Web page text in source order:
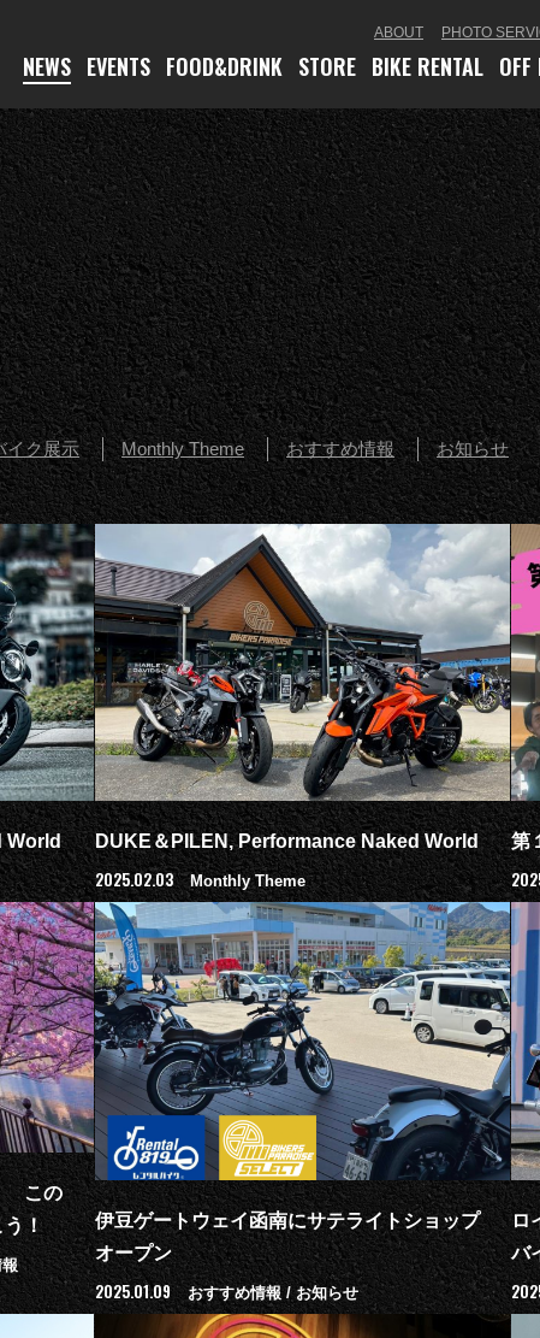
NEWS EVENTS FOOD&DRINK STORE BIKE RENTAL OFF
ABOUT PHOTO
イク展示 Monthly Theme おすすめ情報 お知らせ
World DUKE＆PILEN, Performance Naked World
2025.02.03 Monthly Theme
第
この
！
伊豆ゲートウェイ函南にサテライトショップ
オープン
2025.01.09 おすすめ情報 / お知らせ
ロ
バ